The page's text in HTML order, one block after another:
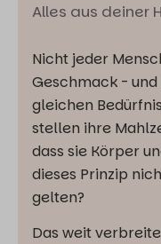
Alles aus deiner
Nicht jeder
Geschmack -
gleichen
stellen ihre
dass sie Körper
dieses Prinzip
gelten?
Das weit